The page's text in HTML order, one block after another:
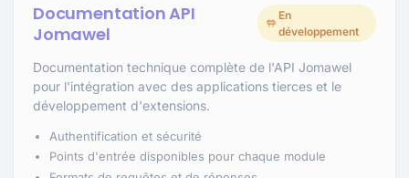
Documentation API
Jomawel
En
développement
Documentation technique complète de l'API Jomawel
pour l'intégration avec des applications tierces et le
développement d'extensions.
Authentification et sécurité
Points d'entrée disponibles pour chaque module